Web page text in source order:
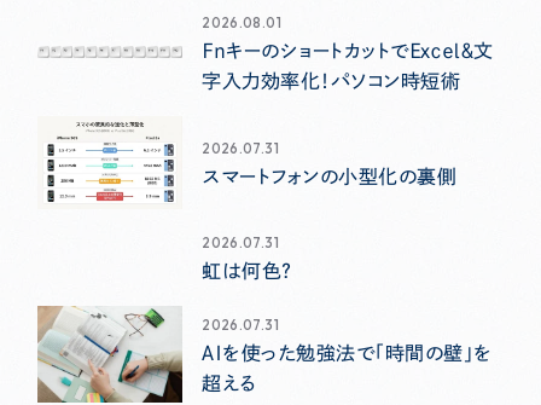
2026.08.01
ＦｎキーのショートカットでＥｘｃｅｌ＆文
字入力効率化！パソコン時短術
2026.07.31
スマートフォンの小型化の裏側
2026.07.31
虹は何色？
2026.07.31
ＡＩを使った勉強法で「時間の壁」を
超える